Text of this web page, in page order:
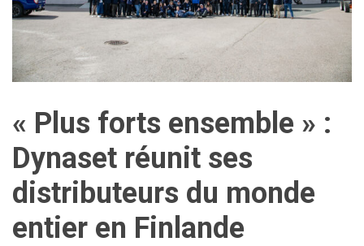
« Plus forts ensemble » :
Dynaset réunit ses
distributeurs du monde
entier en Finlande